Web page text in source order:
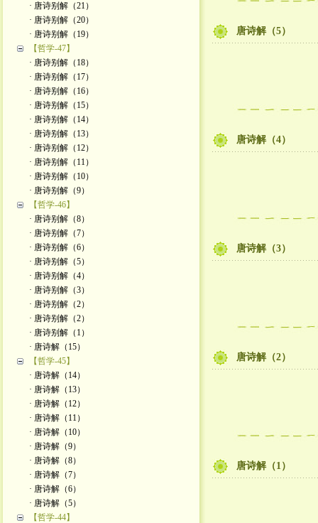
· 唐诗别解（21）
· 唐诗别解（20）
· 唐诗别解（19）
【哲学-47】
· 唐诗别解（18）
· 唐诗别解（17）
· 唐诗别解（16）
· 唐诗别解（15）
· 唐诗别解（14）
· 唐诗别解（13）
· 唐诗别解（12）
· 唐诗别解（11）
· 唐诗别解（10）
· 唐诗别解（9）
【哲学-46】
· 唐诗别解（8）
· 唐诗别解（7）
· 唐诗别解（6）
· 唐诗别解（5）
· 唐诗别解（4）
· 唐诗别解（3）
· 唐诗别解（2）
· 唐诗别解（2）
· 唐诗别解（1）
· 唐诗解（15）
【哲学-45】
· 唐诗解（14）
· 唐诗解（13）
· 唐诗解（12）
· 唐诗解（11）
· 唐诗解（10）
· 唐诗解（9）
· 唐诗解（8）
· 唐诗解（7）
· 唐诗解（6）
· 唐诗解（5）
【哲学-44】
唐诗解（5）
唐诗解（4）
唐诗解（3）
唐诗解（2）
唐诗解（1）